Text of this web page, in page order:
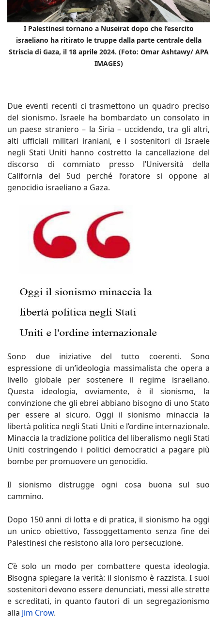
I Palestinesi tornano a Nuseirat dopo che l’esercito
israeliano ha ritirato le truppe dalla parte centrale della
Striscia di Gaza, il 18 aprile 2024. (Foto: Omar Ashtawy/ APA
IMAGES)
Due eventi recenti ci trasmettono un quadro preciso
del sionismo. Israele ha bombardato un consolato in
un paese straniero – la Siria – uccidendo, tra gli altri,
alti ufficiali militari iraniani, e i sostenitori di Israele
negli Stati Uniti hanno costretto la cancellazione del
discorso di commiato presso l’Università della
California del Sud perché l’oratore si oppone al
genocidio israeliano a Gaza.
Sono due iniziative del tutto coerenti. Sono
espressione di un’ideologia massimalista che opera a
livello globale per sostenere il regime israeliano.
Questa ideologia, ovviamente, è il sionismo, la
convinzione che gli ebrei abbiano bisogno di uno Stato
per essere al sicuro. Oggi il sionismo minaccia la
libertà politica negli Stati Uniti e l’ordine internazionale.
Minaccia la tradizione politica del liberalismo negli Stati
Uniti costringendo i politici democratici a pagare più
bombe per promuovere un genocidio.
Il sionismo distrugge ogni cosa buona sul suo
cammino.
Dopo 150 anni di lotta e di pratica, il sionismo ha oggi
un unico obiettivo, l’assoggettamento senza fine dei
Palestinesi che resistono alla loro persecuzione.
C’è solo un modo per combattere questa ideologia.
Bisogna spiegare la verità: il sionismo è razzista. I suoi
sostenitori devono essere denunciati, messi alle strette
e screditati, in quanto fautori di un segregazionismo
alla Jim Crow.